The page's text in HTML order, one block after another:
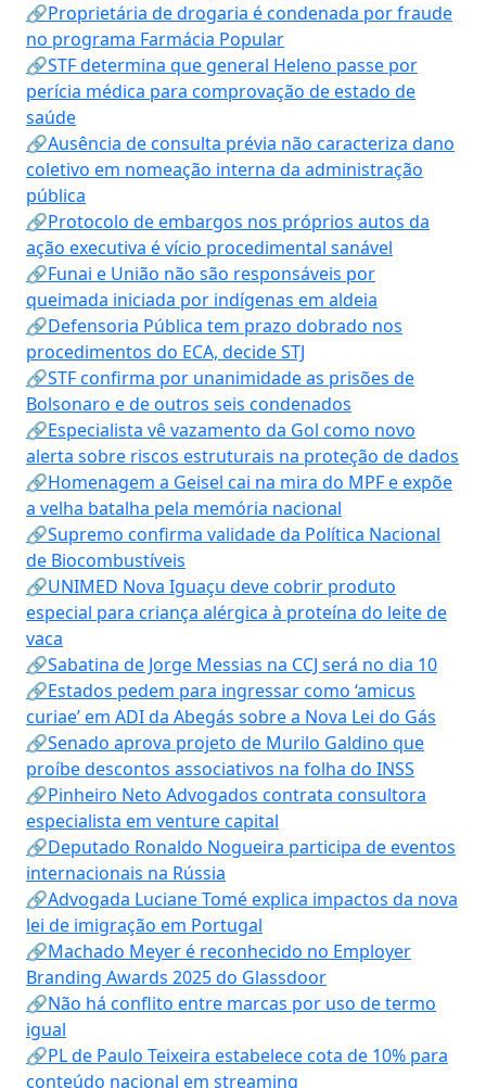
🔗Proprietária de drogaria é condenada por fraude
no programa Farmácia Popular
🔗STF determina que general Heleno passe por
perícia médica para comprovação de estado de
saúde
🔗Ausência de consulta prévia não caracteriza dano
coletivo em nomeação interna da administração
pública
🔗Protocolo de embargos nos próprios autos da
ação executiva é vício procedimental sanável
🔗Funai e União não são responsáveis por
queimada iniciada por indígenas em aldeia
🔗Defensoria Pública tem prazo dobrado nos
procedimentos do ECA, decide STJ
🔗STF confirma por unanimidade as prisões de
Bolsonaro e de outros seis condenados
🔗Especialista vê vazamento da Gol como novo
alerta sobre riscos estruturais na proteção de dados
🔗Homenagem a Geisel cai na mira do MPF e expõe
a velha batalha pela memória nacional
🔗Supremo confirma validade da Política Nacional
de Biocombustíveis
🔗UNIMED Nova Iguaçu deve cobrir produto
especial para criança alérgica à proteína do leite de
vaca
🔗Sabatina de Jorge Messias na CCJ será no dia 10
🔗Estados pedem para ingressar como ‘amicus
curiae’ em ADI da Abegás sobre a Nova Lei do Gás
🔗Senado aprova projeto de Murilo Galdino que
proíbe descontos associativos na folha do INSS
🔗Pinheiro Neto Advogados contrata consultora
especialista em venture capital
🔗Deputado Ronaldo Nogueira participa de eventos
internacionais na Rússia
🔗Advogada Luciane Tomé explica impactos da nova
lei de imigração em Portugal
🔗Machado Meyer é reconhecido no Employer
Branding Awards 2025 do Glassdoor
🔗Não há conflito entre marcas por uso de termo
igual
🔗PL de Paulo Teixeira estabelece cota de 10% para
conteúdo nacional em streaming